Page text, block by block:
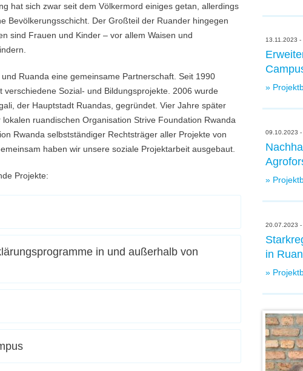
hat sich zwar seit dem Völkermord einiges getan, allerdings
Bevölkerungsschicht. Der Großteil der Ruander hingegen
sind Frauen und Kinder – vor allem Waisen und
Ruanda eine gemeinsame Partnerschaft. Seit 1990
Sozial- und Bildungsprojekte. 2006 wurde
der Hauptstadt Ruandas, gegründet. Vier Jahre später
ruandischen Organisation Strive Foundation Rwanda
Rwanda selbstständiger Rechtsträger aller Projekte von
haben wir unsere soziale Projektarbeit ausgebaut.
Projekte:
in und außerhalb von
13.11.2023 -
»
09.10.2023 -
»
20.07.2023 -
in
»